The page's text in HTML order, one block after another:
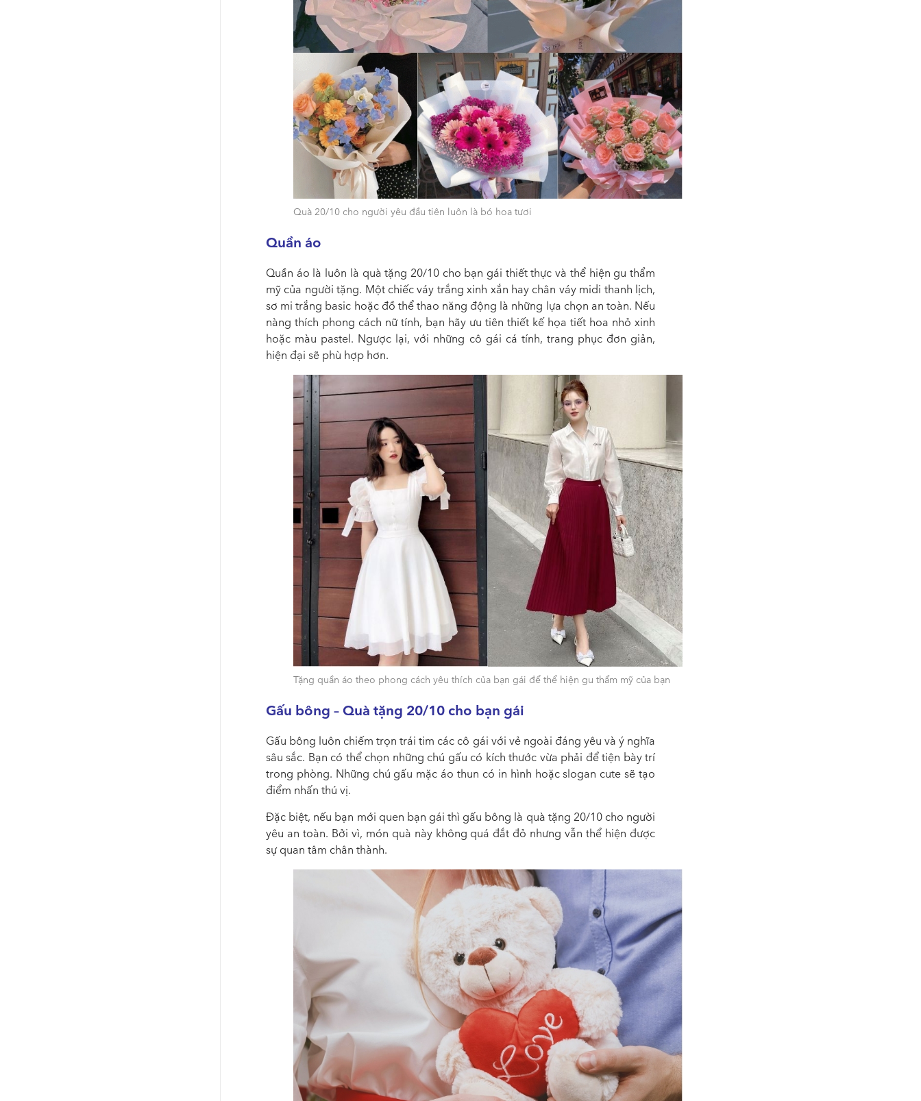
Quà 20/10 cho người yêu đầu tiên luôn là bó hoa tươi
Quần áo
Quần áo là luôn là quà tặng 20/10 cho bạn gái thiết thực và thể hiện gu thẩm
mỹ của người tặng. Một chiếc váy trắng xinh xắn hay chân váy midi thanh lịch,
sơ mi trắng basic hoặc đồ thể thao năng động là những lựa chọn an toàn. Nếu
nàng thích phong cách nữ tính, bạn hãy ưu tiên thiết kế họa tiết hoa nhỏ xinh
hoặc màu pastel. Ngược lại, với những cô gái cá tính, trang phục đơn giản,
hiện đại sẽ phù hợp hơn.
Tặng quần áo theo phong cách yêu thích của bạn gái để thể hiện gu thẩm mỹ của bạn
Gấu bông – Quà tặng 20/10 cho bạn gái
Gấu bông luôn chiếm trọn trái tim các cô gái với vẻ ngoài đáng yêu và ý nghĩa
sâu sắc. Bạn có thể chọn những chú gấu có kích thước vừa phải để tiện bày trí
trong phòng. Những chú gấu mặc áo thun có in hình hoặc slogan cute sẽ tạo
điểm nhấn thú vị.
Đặc biệt, nếu bạn mới quen bạn gái thì gấu bông là quà tặng 20/10 cho người
yêu an toàn. Bởi vì, món quà này không quá đắt đỏ nhưng vẫn thể hiện được
sự quan tâm chân thành.